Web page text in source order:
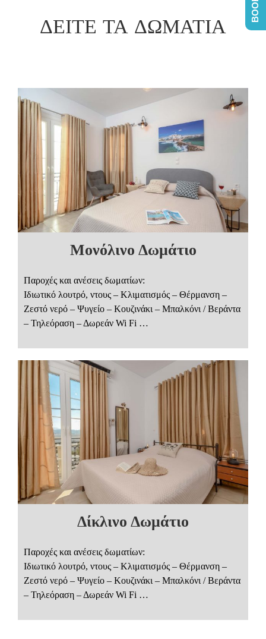
ΔΕΙΤΕ ΤΑ ΔΩΜΑΤΙΑ
Μονόλινο Δωμάτιο
Παροχές και ανέσεις δωματίων:
Ιδιωτικό λουτρό, ντους – Κλιματισμός – Θέρμανση –
Ζεστό νερό – Ψυγείο – Κουζινάκι – Μπαλκόνι / Βεράντα
– Τηλεόραση – Δωρεάν Wi Fi …
Δίκλινο Δωμάτιο
Παροχές και ανέσεις δωματίων:
Ιδιωτικό λουτρό, ντους – Κλιματισμός – Θέρμανση –
Ζεστό νερό – Ψυγείο – Κουζινάκι – Μπαλκόνι / Βεράντα
– Τηλεόραση – Δωρεάν Wi Fi …